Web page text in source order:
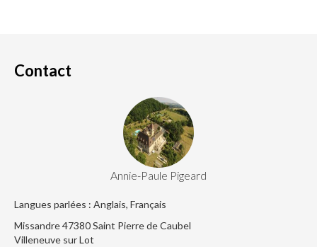
Contact
Annie-Paule Pigeard
Langues parlées : Anglais, Français
Missandre 47380 Saint Pierre de Caubel
Villeneuve sur Lot